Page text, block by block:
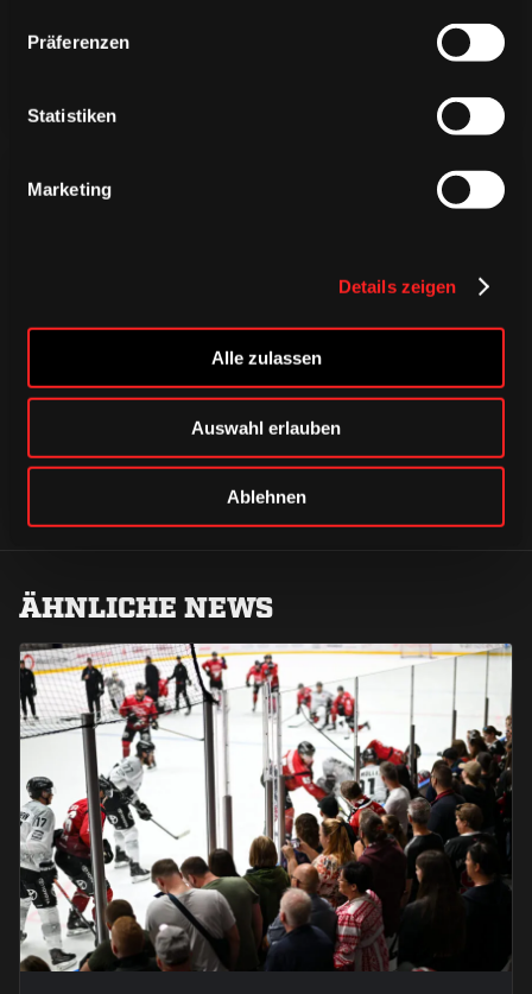
Präferenzen
Statistiken
Marketing
Details zeigen
Alle zulassen
Auswahl erlauben
Ablehnen
CAPS & CO
CAPS & CO
CAPS & CO
ÄHNLICHE NEWS